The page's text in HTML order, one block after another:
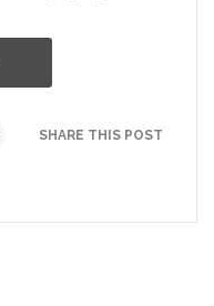
SHARE THIS POST